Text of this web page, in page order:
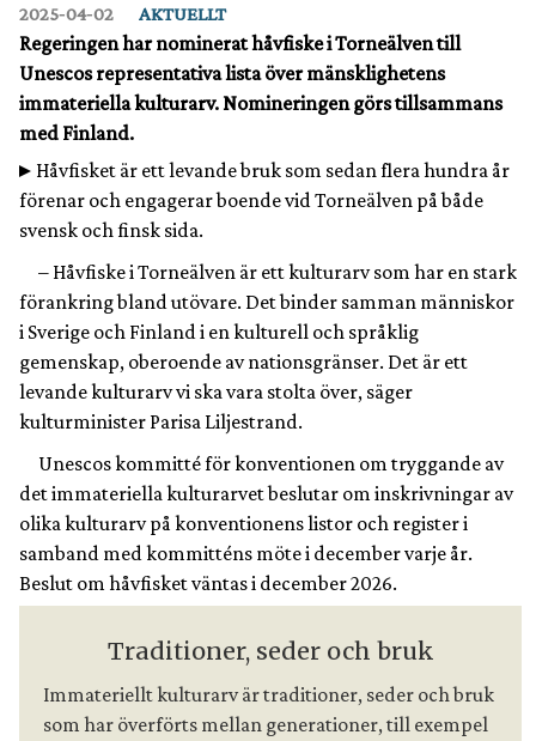
2025‑04‑02 AKTUELLT
Regeringen har nominerat håvfiske i Torneälven till
Unescos representativa lista över mänsklighetens
immateriella kulturarv. Nomineringen görs tillsammans
med Finland.
Håvfisket är ett levande bruk som sedan flera hundra år
förenar och engagerar boende vid Torneälven på både
svensk och finsk sida.
– Håvfiske i Torneälven är ett kulturarv som har en stark
förankring bland utövare. Det binder samman människor
i Sverige och Finland i en kulturell och språklig
gemenskap, oberoende av nationsgränser. Det är ett
levande kulturarv vi ska vara stolta över, säger
kulturminister Parisa Liljestrand.
Unescos kommitté för konventionen om tryggande av
det immateriella kulturarvet beslutar om inskrivningar av
olika kulturarv på konventionens listor och register i
samband med kommitténs möte i december varje år.
Beslut om håvfisket väntas i december 2026.
Traditioner, seder och bruk
Immateriellt kulturarv är traditioner, seder och bruk
som har överförts mellan generationer, till exempel